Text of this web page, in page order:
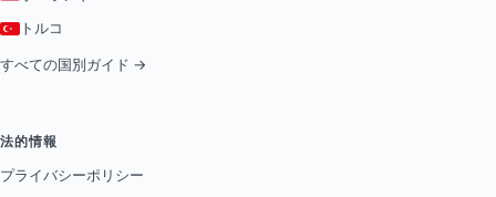
トルコ
すべての国別ガイド →
法的情報
プライバシーポリシー